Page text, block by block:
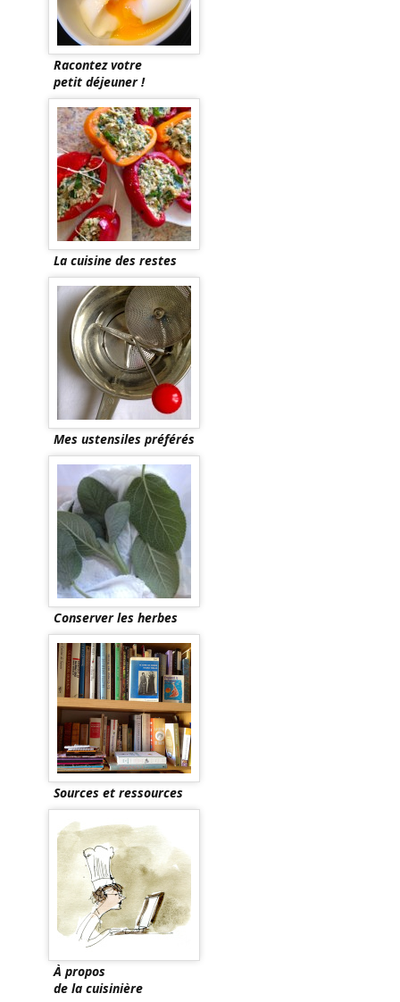
Racontez votre
petit déjeuner !
La cuisine des restes
Mes ustensiles préférés
Conserver les herbes
Sources et ressources
À propos
de la cuisinière